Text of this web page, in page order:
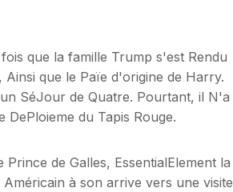
que la famille Trump s'est Rendu
que le Païe d'origine de Harry.
SéJour de Quatre. Pourtant, il N'a
du Tapis Rouge.
de Galles, EssentialElement la
à son arrive vers une visite